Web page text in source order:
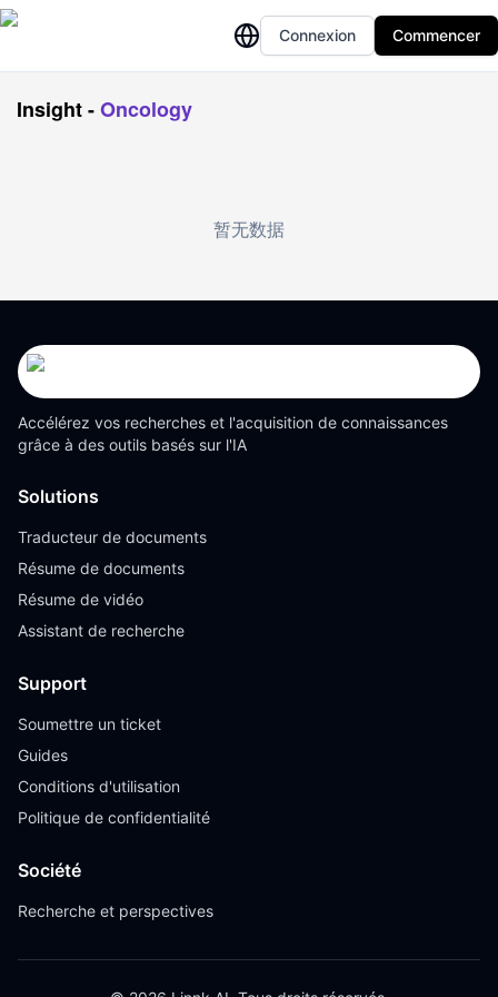
Connexion Commencer
Insight-Oncology
暂无数据
Accélérez vos recherches et l'acquisition de connaissances
grâce à des outils basés sur l'IA
Solutions
Traducteur de documents
Résume de documents
Résume de vidéo
Assistant de recherche
Support
Soumettre un ticket
Guides
Conditions d'utilisation
Politique de confidentialité
Société
Recherche et perspectives